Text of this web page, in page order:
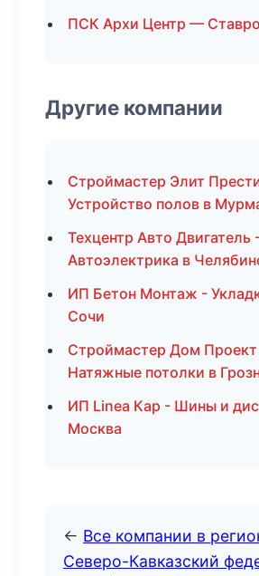
ПСК Архи Центр —
Другие компании
Строймастер Элит
Устройство полов в
Техцентр Авто Двигатель
Автоэлектрика в
ИП Бетон Монтаж -
Сочи
Строймастер Дом
Натяжные потолки в
ИП Linea Кар - Шины и
Москва
← Все компании в
Северо-Кавказский